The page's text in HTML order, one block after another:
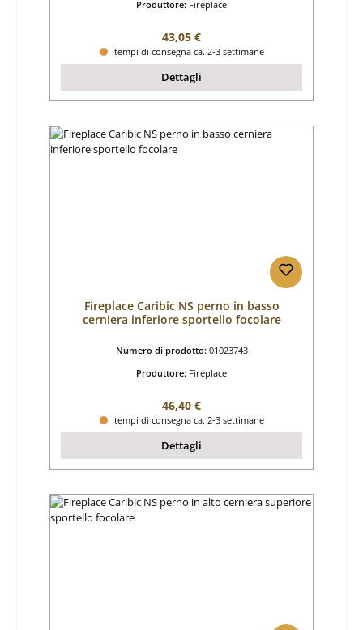
Produttore: Fireplace
Prezzo normale:
43,05 €
tempi di consegna ca. 2-3 settimane
Dettagli
Fireplace Caribic NS perno in basso
cerniera inferiore sportello focolare
Numero di prodotto: 01023743
Produttore: Fireplace
Prezzo normale:
46,40 €
tempi di consegna ca. 2-3 settimane
Dettagli